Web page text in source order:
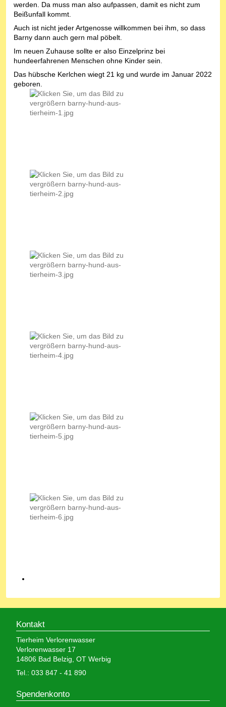
werden. Da muss man also aufpassen, damit es nicht zum
Beißunfall kommt.
Auch ist nicht jeder Artgenosse willkommen bei ihm, so dass
Barny dann auch gern mal pöbelt.
Im neuen Zuhause sollte er also Einzelprinz bei
hundeerfahrenen Menschen ohne Kinder sein.
Das hübsche Kerlchen wiegt 21 kg und wurde im Januar 2022
geboren.
Kontakt
Tierheim Verlorenwasser
Verlorenwasser 17
14806 Bad Belzig, OT Werbig
Tel.: 033 847 - 41 890
Spendenkonto